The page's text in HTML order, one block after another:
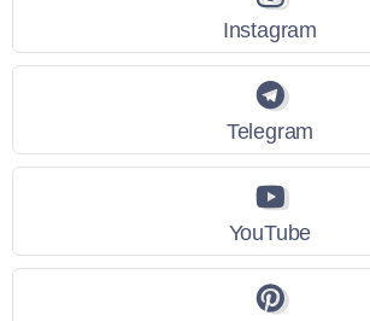
Instagram
Telegram
YouTube